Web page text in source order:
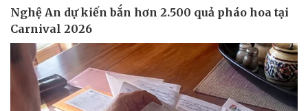
Sức khỏe
Dinh dưỡng - món ngon
Đời sống
Nhà đẹp